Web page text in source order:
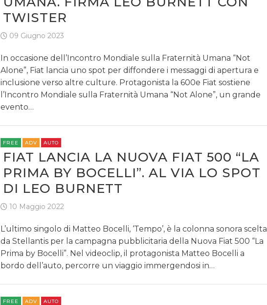
TWISTER
09 Giugno 2023
In occasione dell’Incontro Mondiale sulla Fraternità Umana “Not
Alone”, Fiat lancia uno spot per diffondere i messaggi di apertura e
inclusione verso altre culture. Protagonista la 600e Fiat sostiene
l’Incontro Mondiale sulla Fraternità Umana “Not Alone”, un grande
evento…
FREE ADV AUTO
FIAT LANCIA LA NUOVA FIAT 500 “LA
PRIMA BY BOCELLI”. AL VIA LO SPOT
DI LEO BURNETT
10 Maggio 2022
L’ultimo singolo di Matteo Bocelli, ‘Tempo’, è la colonna sonora scelta
da Stellantis per la campagna pubblicitaria della Nuova Fiat 500 “La
Prima by Bocelli”. Nel videoclip, il protagonista Matteo Bocelli a
bordo dell’auto, percorre un viaggio immergendosi in…
FREE ADV AUTO